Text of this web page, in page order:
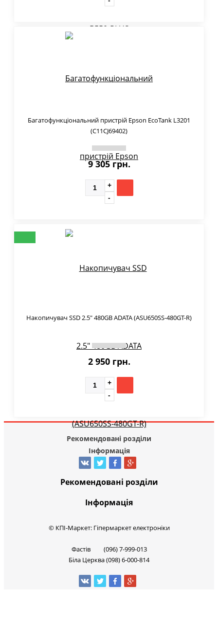
Багатофункціональний пристрій Epson EcoTank L3201
(C11CJ69402)
9 305 грн.
Накопичувач SSD 2.5" 480GB ADATA (ASU650SS-480GT-R)
2 950 грн.
Рекомендовані розділи
Інформація
Рекомендовані розділи
Інформація
© КПІ-Маркет: Гіпермаркет електроніки
Фастів (096) 7-999-013
Біла Церква (098) 6-000-814